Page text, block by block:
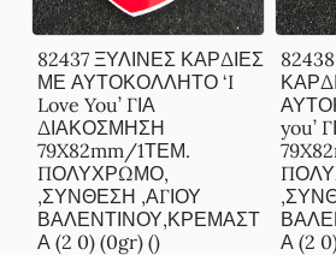
82437 ΞΥΛΙΝΕΣ ΚΑΡΔΙΕΣ
ΜΕ ΑΥΤΟΚΟΛΛΗΤΟ ‘I
Love You’ ΓΙΑ
ΔΙΑΚΟΣΜΗΣΗ
79X82mm/1ΤΕΜ.
ΠΟΛΥΧΡΩΜΟ,
,ΣΥΝΘΕΣΗ ,ΑΓΙΟΥ
ΒΑΛΕΝΤΙΝΟΥ,ΚΡΕΜΑΣΤ
Α (2 0) (0gr) ()
you’
Α (2